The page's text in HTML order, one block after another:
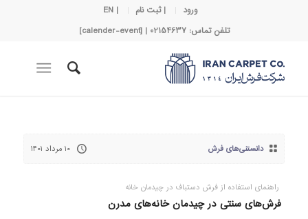
ورود | ثبت نام
| EN
تلفن تماس: 02154637 | [calender-event]
دانستنی‌های فرش ۱۰ مرداد ۱۴۰۱
راهنمای استفاده از فرش دستباف در چیدمان خانه
فرش‌های سنتی در چیدمان خانه‌های مدرن